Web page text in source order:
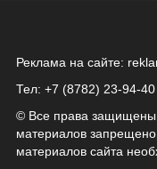
Реклама на сайте:
Тел: +7 (8782) 23‑94‑40
© Все права
материалов
материалов сайта